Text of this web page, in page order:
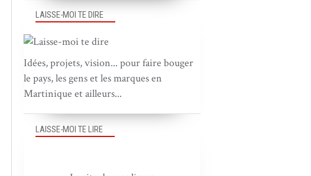
LAISSE-MOI TE DIRE
Idées, projets, vision... pour faire bouger
le pays, les gens et les marques en
Martinique et ailleurs...
LAISSE-MOI TE LIRE